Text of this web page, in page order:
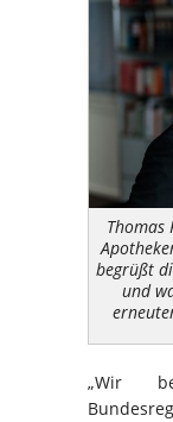
Thomas
begrüßt
und
„Wir